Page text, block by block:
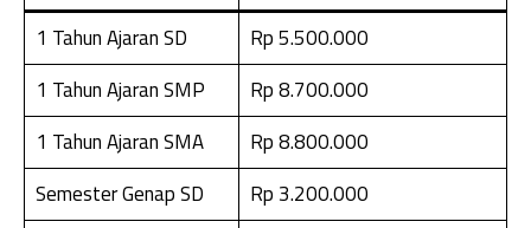
1 Tahun Ajaran SD
Rp 5.500.000
1 Tahun Ajaran SMP
Rp 8.700.000
1 Tahun Ajaran SMA
Rp 8.800.000
Semester Genap SD
Rp 3.200.000